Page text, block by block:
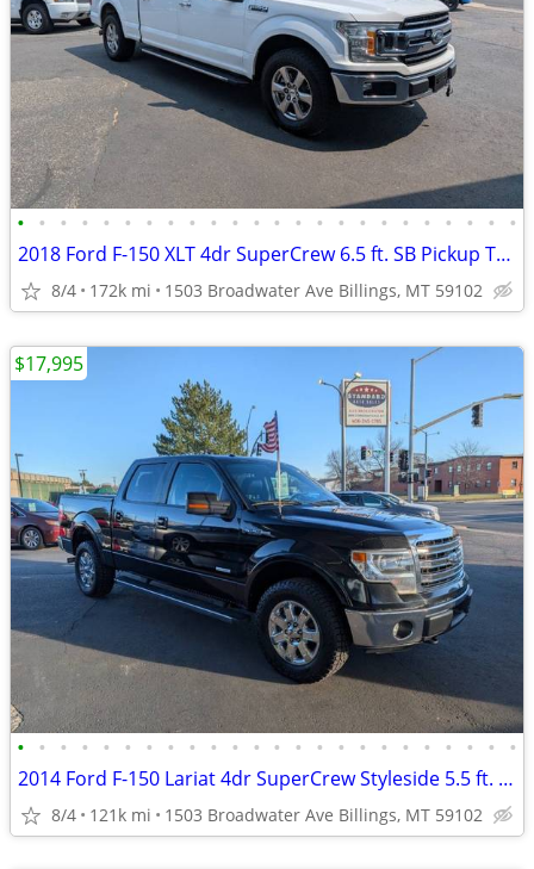
• • • • • • • • • • • • • • • • • • • • • • • •
2018 Ford F-150 XLT 4dr SuperCrew 6.5 ft. SB Pickup Truck 4x4 4WD F15
8/4 172k mi 1503 Broadwater Ave Billings, MT 59102
• • • • • • • • • • • • • • • • • • • • • • • •
2014 Ford F-150 Lariat 4dr SuperCrew Styleside 5.5 ft. SB Pickup Truc
8/4 121k mi 1503 Broadwater Ave Billings, MT 59102
$17,995